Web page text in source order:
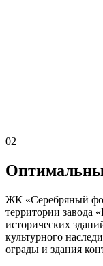
02
ЖК «Серебряный
территории завода
исторических
культурного
ограды и здания